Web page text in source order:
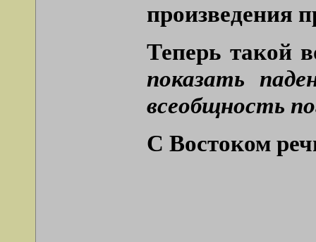
произведения
Теперь такой
показать
всеобщность
С Востоком